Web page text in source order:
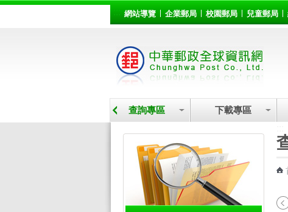
::: 網站導覽 企業郵局 校園郵局 兒童郵局
查詢專區 下載專區